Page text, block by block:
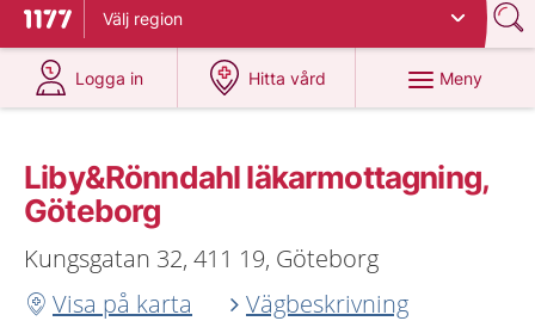
Till startsidan för 1177
Välj region
Logga in
på 1177.se
Hitta vård
på 1177.se
Meny
Liby&Rönndahl läkarmottagning,
Göteborg
Kungsgatan 32, 411 19, Göteborg
Visa på karta
Vägbeskrivning